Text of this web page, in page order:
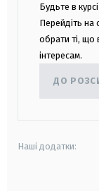
Будьте в
Перейдіть на
обрати ті, що
інтересам.
ДО
Наші додатки: